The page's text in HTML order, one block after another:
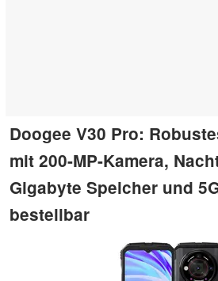
Doogee V30 Pro:
mit 200-MP-Kamera,
Gigabyte Speicher und
bestellbar